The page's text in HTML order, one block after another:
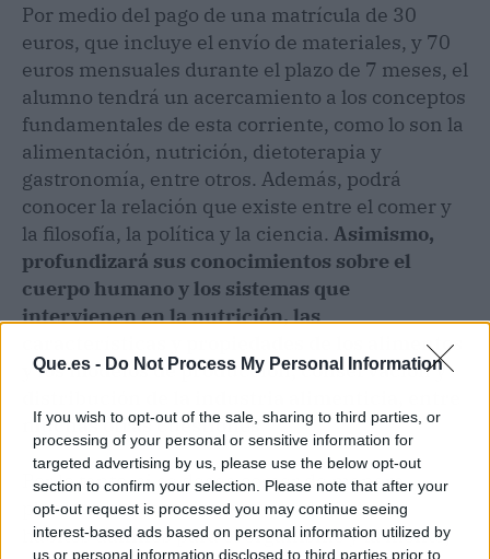
Que.es - Do Not Process My Personal Information
If you wish to opt-out of the sale, sharing to third parties, or
processing of your personal or sensitive information for
targeted advertising by us, please use the below opt-out
section to confirm your selection. Please note that after your
opt-out request is processed you may continue seeing
interest-based ads based on personal information utilized by
us or personal information disclosed to third parties prior to
Por medio del pago de una matrícula de 30
euros, que incluye el envío de materiales, y 70
euros mensuales durante el plazo de 7 meses, el
alumno tendrá un acercamiento a los conceptos
fundamentales de esta corriente, como lo son la
alimentación, nutrición, dietoterapia y
gastronomía, entre otros. Además, podrá
conocer la relación que existe entre el comer y
la filosofía, la política y la ciencia. Asimismo,
profundizará sus conocimientos sobre el
cuerpo humano y los sistemas que
intervienen en la nutrición, las
características y propiedades de los alimentos
y los modelos de producción, conservación y
muchas otras cuestiones .
Por lo tanto, si se desea comer de manera
plenamente consciente, dejando de lado
hábitos dañinos para el organismo y la mente,